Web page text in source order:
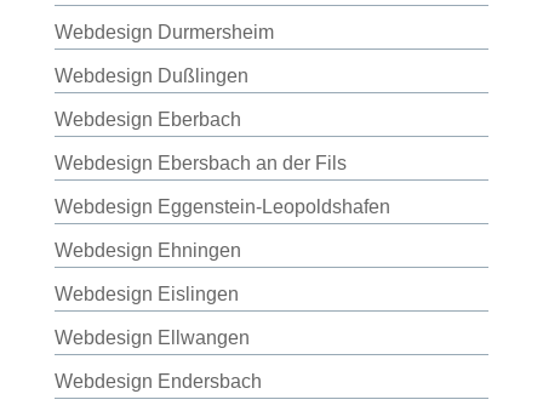
Webdesign Durmersheim
Webdesign Dußlingen
Webdesign Eberbach
Webdesign Ebersbach an der Fils
Webdesign Eggenstein-Leopoldshafen
Webdesign Ehningen
Webdesign Eislingen
Webdesign Ellwangen
Webdesign Endersbach